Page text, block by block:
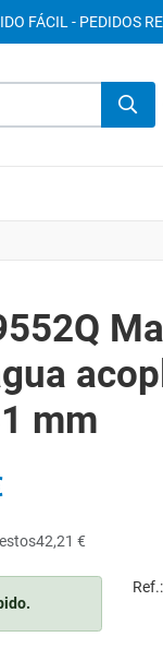
FÁCIL - PEDIDOS
mm
42,21 €
Ref.: